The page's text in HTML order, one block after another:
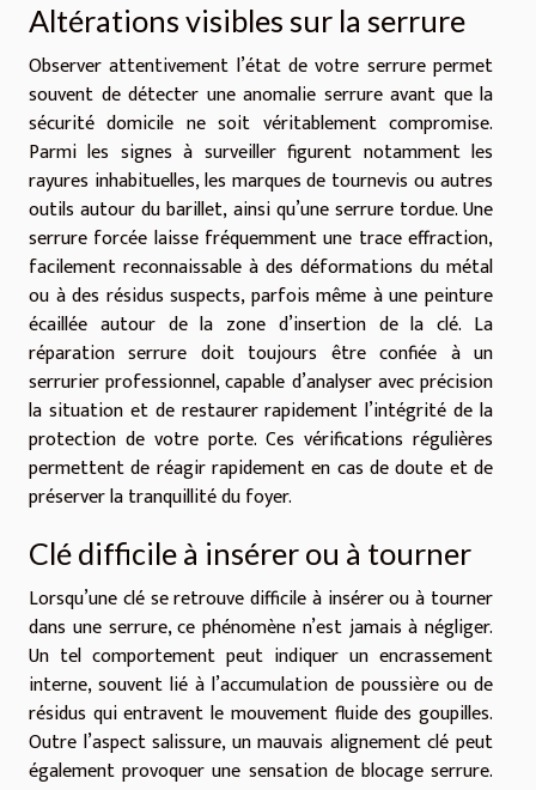
Altérations visibles sur la serrure
Observer attentivement l’état de votre serrure permet
souvent de détecter une anomalie serrure avant que la
sécurité domicile ne soit véritablement compromise.
Parmi les signes à surveiller figurent notamment les
rayures inhabituelles, les marques de tournevis ou autres
outils autour du barillet, ainsi qu’une serrure tordue. Une
serrure forcée laisse fréquemment une trace effraction,
facilement reconnaissable à des déformations du métal
ou à des résidus suspects, parfois même à une peinture
écaillée autour de la zone d’insertion de la clé. La
réparation serrure doit toujours être confiée à un
serrurier professionnel, capable d’analyser avec précision
la situation et de restaurer rapidement l’intégrité de la
protection de votre porte. Ces vérifications régulières
permettent de réagir rapidement en cas de doute et de
préserver la tranquillité du foyer.
Clé difficile à insérer ou à tourner
Lorsqu’une clé se retrouve difficile à insérer ou à tourner
dans une serrure, ce phénomène n’est jamais à négliger.
Un tel comportement peut indiquer un encrassement
interne, souvent lié à l’accumulation de poussière ou de
résidus qui entravent le mouvement fluide des goupilles.
Outre l’aspect salissure, un mauvais alignement clé peut
également provoquer une sensation de blocage serrure.